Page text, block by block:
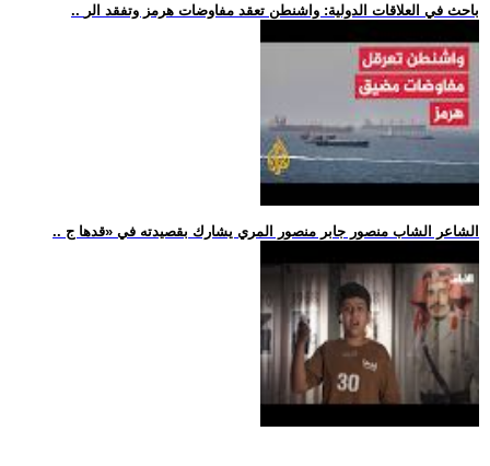
.. باحث في العلاقات الدولية: واشنطن تعقد مفاوضات هرمز وتفقد الر
.. الشاعر الشاب منصور جابر منصور المري يشارك بقصيدته في «قدها ج